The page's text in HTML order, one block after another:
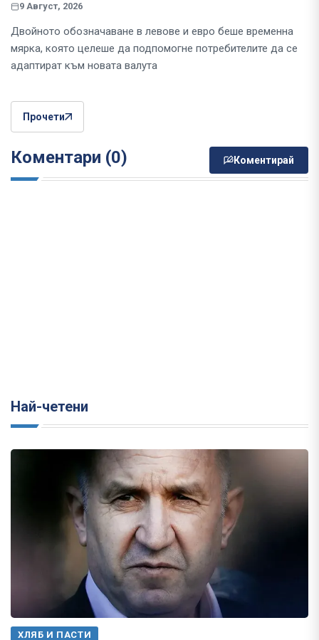
9 Август, 2026
Двойното обозначаване в левове и евро беше временна
мярка, която целеше да подпомогне потребителите да се
адаптират към новата валута
Прочети
Коментари (0) Коментирай
Най-четени
ХЛЯБ И ПАСТИ